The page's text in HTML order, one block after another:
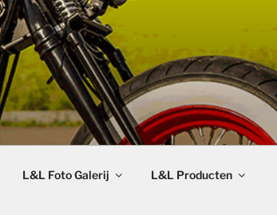
L&L Foto Galerij L&L Producten